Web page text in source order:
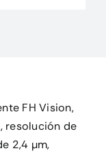
FH Vision,
resolución de
2,4 µm,